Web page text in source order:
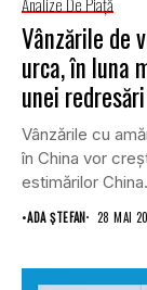
Vânzările de
urca, în luna
unei
Vânzările cu
în China vor
estimărilor
•ADA ȘTEFAN 28 MAI